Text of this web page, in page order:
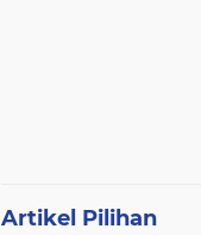
Artikel Pilihan